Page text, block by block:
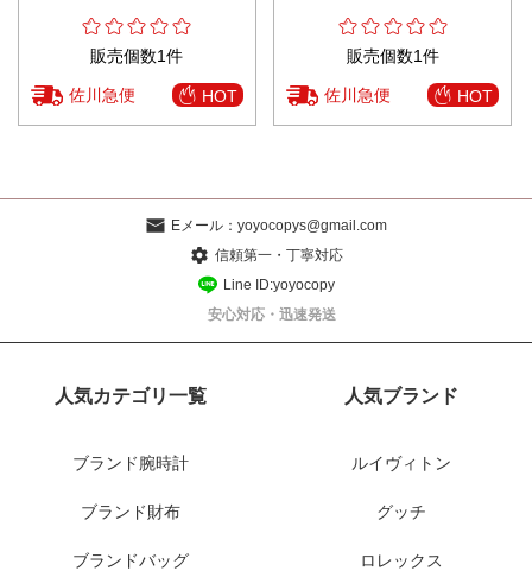
販売個数1件
佐川急便 HOT
販売個数1件
佐川急便 HOT
Eメール： yoyocopys@gmail.com
信頼第一・丁寧対応
Line ID:yoyocopy
安心対応・迅速発送
人気カテゴリ一覧
ブランド腕時計
ブランド財布
ブランドバッグ
人気ブランド
ルイヴィトン
グッチ
ロレックス